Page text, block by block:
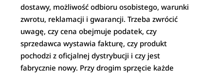
dostawy, możliwość odbioru osobistego, warunki
zwrotu, reklamacji i gwarancji. Trzeba zwrócić
uwagę, czy cena obejmuje podatek, czy
sprzedawca wystawia fakturę, czy produkt
pochodzi z oficjalnej dystrybucji i czy jest
fabrycznie nowy. Przy drogim sprzęcie każde